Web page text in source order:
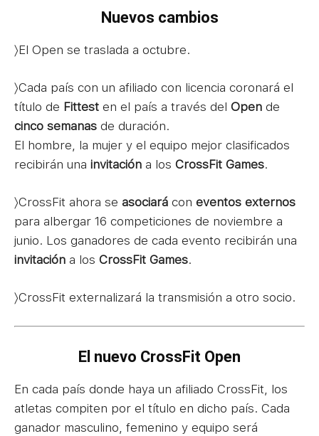
Nuevos cambios
〉El Open se traslada a octubre.
〉Cada país con un afiliado con licencia coronará el
título de Fittest en el país a través del Open de
cinco semanas de duración.
El hombre, la mujer y el equipo mejor clasificados
recibirán una invitación a los CrossFit Games.
〉CrossFit ahora se asociará con eventos externos
para albergar 16 competiciones de noviembre a
junio. Los ganadores de cada evento recibirán una
invitación a los CrossFit Games.
〉CrossFit externalizará la transmisión a otro socio.
El nuevo CrossFit Open
En cada país donde haya un afiliado CrossFit, los
atletas compiten por el título en dicho país. Cada
ganador masculino, femenino y equipo será